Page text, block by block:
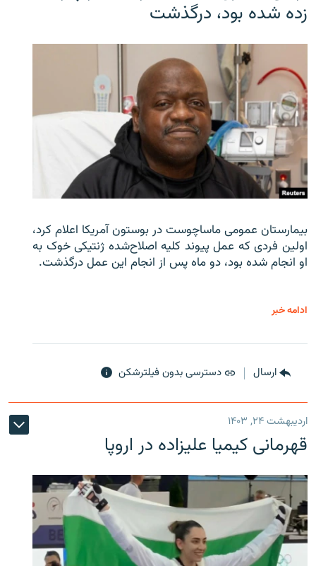
زده شده بود، درگذشت
بیمارستان عمومی ماساچوست در بوستون آمریکا اعلام کرد،
اولین فردی که عمل پیوند کلیه اصلاح‌شده ژنتیکی خوک به
او انجام شده بود، دو ماه پس از انجام این عمل درگذشت.
ادامه خبر
ارسال دسترسی بدون فیلترشکن
اردیبهشت ۲۴, ۱۴۰۳
قهرمانی کیمیا علیزاده در اروپا